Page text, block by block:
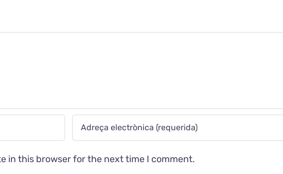
in this browser for the next time I comment.